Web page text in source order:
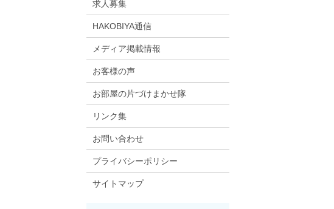
求人募集
HAKOBIYA通信
メディア掲載情報
お客様の声
お部屋の片づけまかせ隊
リンク集
お問い合わせ
プライバシーポリシー
サイトマップ